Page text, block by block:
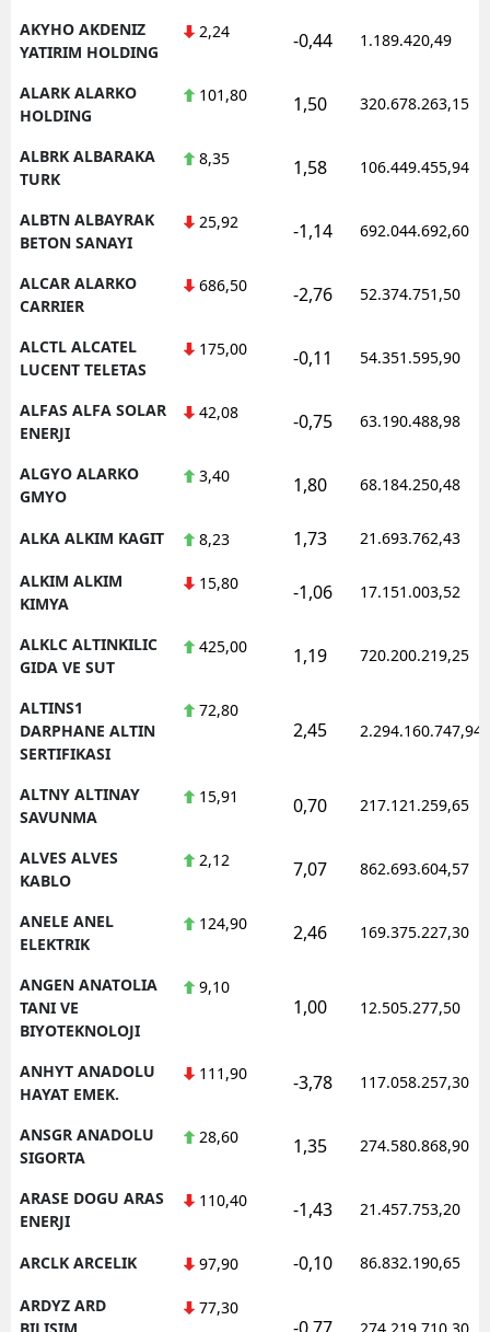
AKYHO AKDENIZ
YATIRIM HOLDING
2,24 -0,44 1.189.420,49
ALARK ALARKO
HOLDING
101,80 1,50 320.678.263,15
ALBRK ALBARAKA
TURK
8,35 1,58 106.449.455,94
ALBTN ALBAYRAK
BETON SANAYI
25,92 -1,14 692.044.692,60
ALCAR ALARKO
CARRIER
686,50 -2,76 52.374.751,50
ALCTL ALCATEL
LUCENT TELETAS
175,00 -0,11 54.351.595,90
ALFAS ALFA SOLAR
ENERJI
42,08 -0,75 63.190.488,98
ALGYO ALARKO
GMYO
3,40 1,80 68.184.250,48
ALKA ALKIM KAGIT 8,23 1,73 21.693.762,43
ALKIM ALKIM
KIMYA
15,80 -1,06 17.151.003,52
ALKLC ALTINKILIC
GIDA VE SUT
425,00 1,19 720.200.219,25
ALTINS1
DARPHANE ALTIN
SERTIFIKASI
72,80
2,45 2.294.160.747,94
ALTNY ALTINAY
SAVUNMA
15,91 0,70 217.121.259,65
ALVES ALVES
KABLO
2,12 7,07 862.693.604,57
ANELE ANEL
ELEKTRIK
124,90 2,46 169.375.227,30
ANGEN ANATOLIA
TANI VE
BIYOTEKNOLOJI
9,10
1,00 12.505.277,50
ANHYT ANADOLU
HAYAT EMEK.
111,90 -3,78 117.058.257,30
ANSGR ANADOLU
SIGORTA
28,60 1,35 274.580.868,90
ARASE DOGU ARAS
ENERJI
110,40 -1,43 21.457.753,20
ARCLK ARCELIK 97,90 -0,10 86.832.190,65
ARDYZ ARD
BILISIM
77,30
-0,77 274.219.710,30